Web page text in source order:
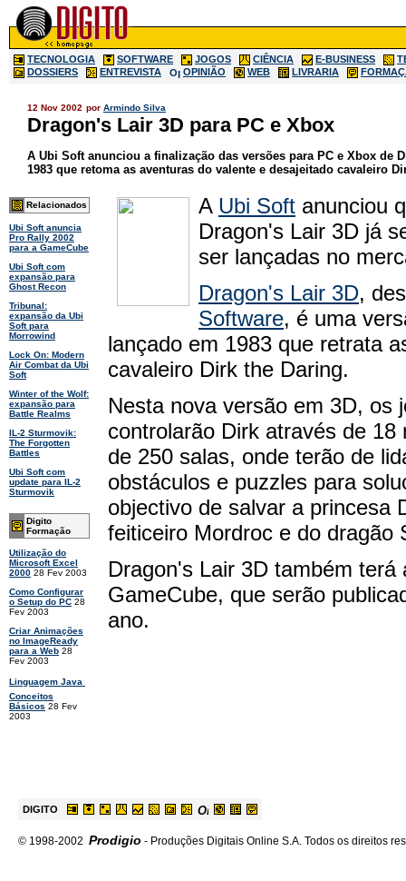
TECNOLOGIA SOFTWARE JOGOS CIÊNCIA E-BUSINESS
DOSSIERS
ENTREVISTA OPINIÃO WEB LIVRARIA
12 Nov 2002 por Armindo Silva
Dragon's Lair 3D para PC e Xbox
A Ubi Soft anunciou a finalização das versões para PC e Xbox de
1983 que retoma as aventuras do valente e desajeitado cavaleiro
Relacionados
Ubi Soft anuncia
Pro Rally 2002
para a GameCube
Ubi Soft com
expansão para
Ghost Recon
Tribunal:
expansão da Ubi
Soft para
Morrowind
Lock On: Modern
Air Combat da Ubi
Soft
Winter of the Wolf:
expansão para
Battle Realms
IL-2 Sturmovik:
The Forgotten
Battles
Ubi Soft com
update para IL-2
Sturmovik
Digito
Formação
Utilização do
Microsoft Excel
2000 28 Fev 2003
Como Configurar
o Setup do PC 28
Fev 2003
Criar Animações
no ImageReady
para a Web 28
Fev 2003
Linguagem Java 
Conceitos
Básicos 28 Fev
2003
A Ubi Soft anunciou
Dragon's Lair 3D já
ser lançadas no
Dragon's Lair 3D,
Software, é uma
lançado em 1983 que retrata
cavaleiro Dirk the Daring.
Nesta nova versão em 3D, os
controlarão Dirk através de 18
de 250 salas, onde terão de
obstáculos e puzzles para
objectivo de salvar a princesa
feiticeiro Mordroc e do dragão
Dragon's Lair 3D também
GameCube, que serão
ano.
DIGITO
© 1998-2002 Prodigio - Produções Digitais Online S.A. Todos os direitos